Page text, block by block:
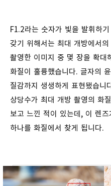
F1.2라는 숫자가 빛을 발휘하
갖기 위해서는 최대 개방에서
촬영한 이미지 중 몇 장을 확대
화질이 훌륭했습니다. 글자의
질감까지 생생하게 표현됐습
상당수가 최대 개방 촬영의 화
보고 느낀 적이 있는데, 이 렌
하나를 화질에서 찾게 됩니다.